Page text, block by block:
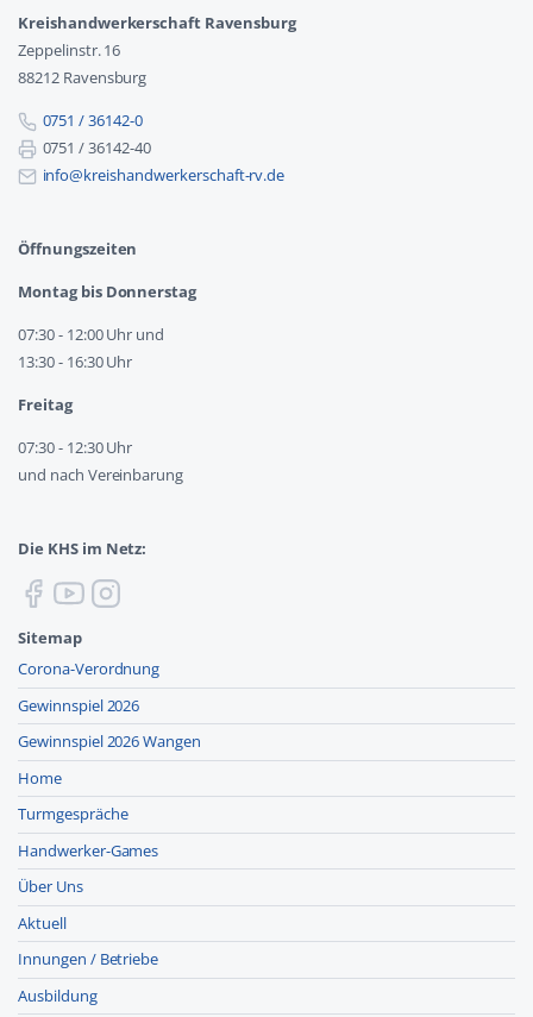
Kreishandwerkerschaft Ravensburg
Zeppelinstr. 16
88212 Ravensburg
0751 / 36142-0
0751 / 36142-40
info@kreishandwerkerschaft-rv.de
Öffnungszeiten
Montag bis Donnerstag
07:30 - 12:00 Uhr und
13:30 - 16:30 Uhr
Freitag
07:30 - 12:30 Uhr
und nach Vereinbarung
Die KHS im Netz:
Sitemap
Corona-Verordnung
Gewinnspiel 2026
Gewinnspiel 2026 Wangen
Home
Turmgespräche
Handwerker-Games
Über Uns
Aktuell
Innungen / Betriebe
Ausbildung